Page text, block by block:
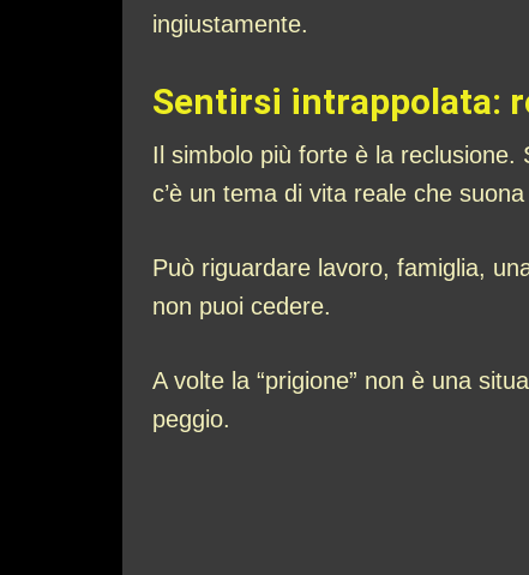
ingiustamente.
Sentirsi intrappolata:
Il simbolo più forte è la
c’è un tema di vita reale che
Può riguardare lavoro, famiglia,
non puoi cedere.
A volte la “prigione” non è una
peggio.